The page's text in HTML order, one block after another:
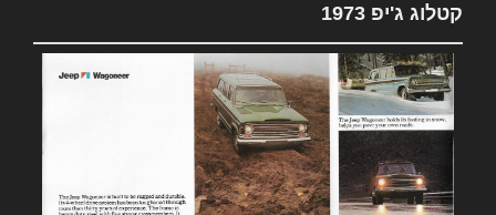
קטלוג ג'יפ 1973